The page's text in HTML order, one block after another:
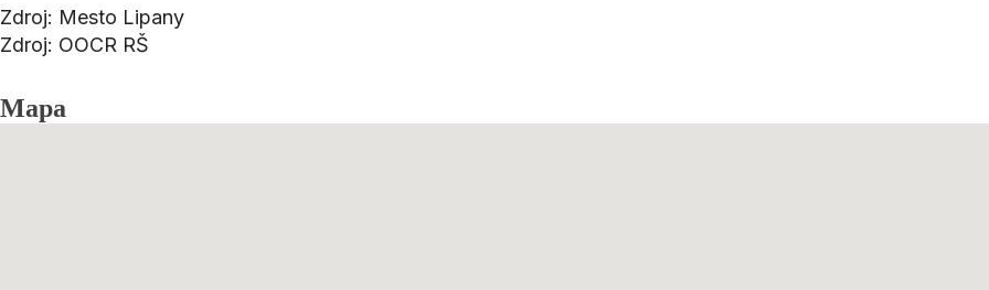
Zdroj: Mesto Lipany
Zdroj: OOCR RŠ
Mapa